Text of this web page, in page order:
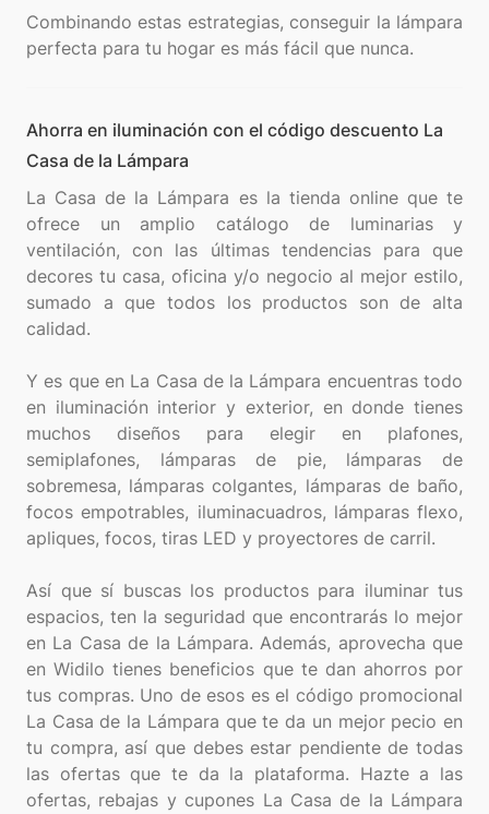
Combinando estas estrategias, conseguir la lámpara
Ahorra en iluminación con el código descuento La
Casa de la Lámpara
La Casa de la Lámpara es la tienda online que te
ofrece un amplio catálogo de luminarias y
ventilación, con las últimas tendencias para que
decores tu casa, oficina y/o negocio al mejor estilo,
sumado a que todos los productos son de alta
calidad.
Y es que en La Casa de la Lámpara encuentras todo
en iluminación interior y exterior, en donde tienes
muchos diseños para elegir en plafones,
semiplafones, lámparas de pie, lámparas de
sobremesa, lámparas colgantes, lámparas de baño,
focos empotrables, iluminacuadros, lámparas flexo,
apliques, focos, tiras LED y proyectores de carril.
Así que sí buscas los productos para iluminar tus
espacios, ten la seguridad que encontrarás lo mejor
en La Casa de la Lámpara. Además, aprovecha que
en Widilo tienes beneficios que te dan ahorros por
tus compras. Uno de esos es el código promocional
La Casa de la Lámpara que te da un mejor pecio en
tu compra, así que debes estar pendiente de todas
las ofertas que te da la plataforma. Hazte a las
ofertas, rebajas y cupones La Casa de la Lámpara